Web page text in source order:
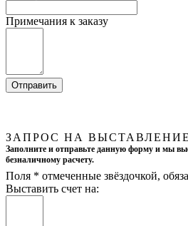
Примечания к заказу
ЗАПРОС НА
Заполните и отправьте данную форму и мы
безналичному расчету.
Поля * отмеченные звёздочкой,
Выставить счет на: